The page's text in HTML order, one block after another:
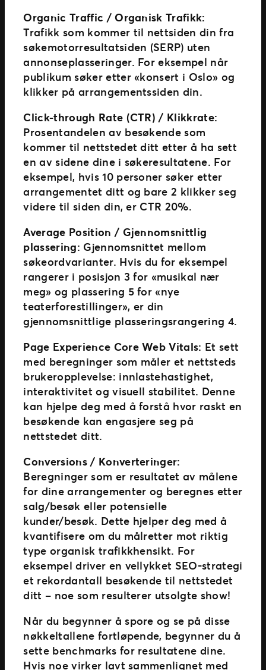
Organic Traffic / Organisk Trafikk:
Trafikk som kommer til nettsiden din fra
søkemotorresultatsiden (SERP) uten
annonseplasseringer. For eksempel når
publikum søker etter «konsert i Oslo» og
klikker på arrangementssiden din.
Click-through Rate (CTR) / Klikkrate:
Prosentandelen av besøkende som
kommer til nettstedet ditt etter å ha sett
en av sidene dine i søkeresultatene. For
eksempel, hvis 10 personer søker etter
arrangementet ditt og bare 2 klikker seg
videre til siden din, er CTR 20%.
Average Position / Gjennomsnittlig
plassering: Gjennomsnittet mellom
søkeordvarianter. Hvis du for eksempel
rangerer i posisjon 3 for «musikal nær
meg» og plassering 5 for «nye
teaterforestillinger», er din
gjennomsnittlige plasseringsrangering 4.
Page Experience Core Web Vitals: Et sett
med beregninger som måler et nettsteds
brukeropplevelse: innlastehastighet,
interaktivitet og visuell stabilitet. Denne
kan hjelpe deg med å forstå hvor raskt en
besøkende kan engasjere seg på
nettstedet ditt.
Conversions / Konverteringer:
Beregninger som er resultatet av målene
for dine arrangementer og beregnes etter
salg/besøk eller potensielle
kunder/besøk. Dette hjelper deg med å
kvantifisere om du målretter mot riktig
type organisk trafikkhensikt. For
eksempel driver en vellykket SEO-strategi
et rekordantall besøkende til nettstedet
ditt – noe som resulterer utsolgte show!
Når du begynner å spore og se på disse
nøkkeltallene fortløpende, begynner du å
sette benchmarks for resultatene dine.
Hvis noe virker lavt sammenlignet med